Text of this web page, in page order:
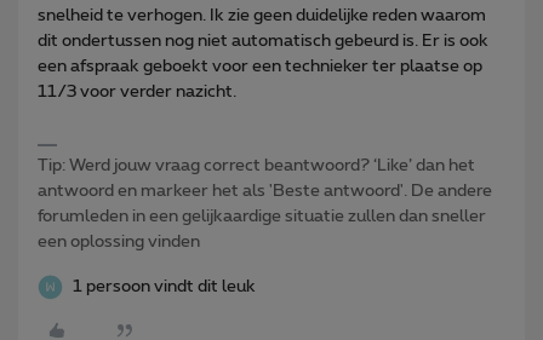
snelheid te verhogen. Ik zie geen duidelijke reden waarom
dit ondertussen nog niet automatisch gebeurd is. Er is ook
een afspraak geboekt voor een technieker ter plaatse op
11/3 voor verder nazicht.
Tip: Werd jouw vraag correct beantwoord? ‘Like’ dan het
antwoord en markeer het als 'Beste antwoord'. De andere
forumleden in een gelijkaardige situatie zullen dan sneller
een oplossing vinden
1 persoon vindt dit leuk